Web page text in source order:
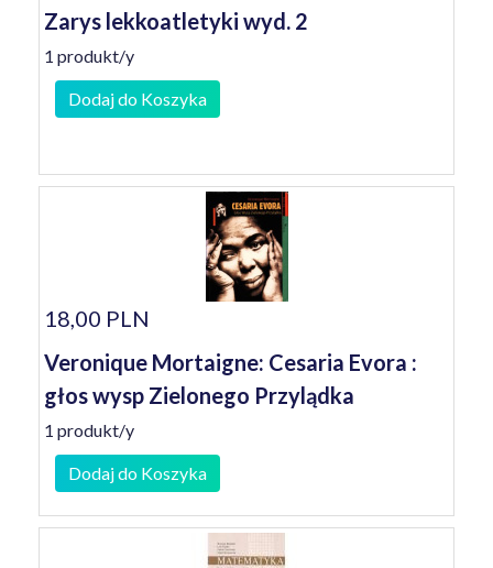
Zarys lekkoatletyki wyd. 2
1 produkt/y
Dodaj do Koszyka
18,00 PLN
Veronique Mortaigne: Cesaria Evora :
głos wysp Zielonego Przylądka
1 produkt/y
Dodaj do Koszyka